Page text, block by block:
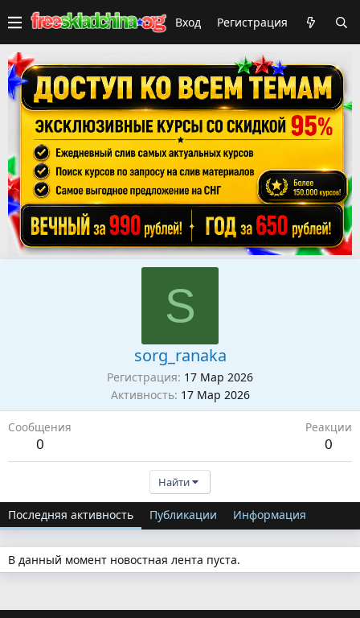
Вход Регистрация
S
sorg_ranaka
Регистрация 17 Мар 2026
Активность 17 Мар 2026
Сообщения
0
Реакции
0
Найти
Последняя активность Публикации Информация
В данный момент новостная лента пуста.